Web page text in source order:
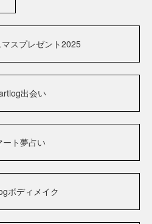
スプレゼント2025
出会い
ート夢占い
ボディメイク